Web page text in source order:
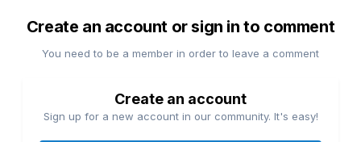
Create an account or sign in to comment
You need to be a member in order to leave a comment
Create an account
Sign up for a new account in our community. It's easy!